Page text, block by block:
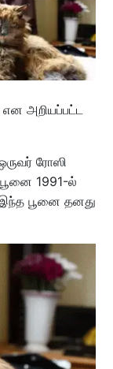
அறியப்பட்ட
ரோஸி
1991-ல்
பூனை தனது